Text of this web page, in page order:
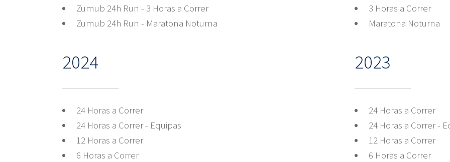
Zumub 24h Run - 3 Horas a Correr
Zumub 24h Run - Maratona Noturna
3 Horas a Correr
Maratona Noturna
2024
24 Horas a Correr
24 Horas a Correr - Equipas
12 Horas a Correr
6 Horas a Correr
2023
24 Horas a Correr
24 Horas a Correr -
12 Horas a Correr
6 Horas a Correr